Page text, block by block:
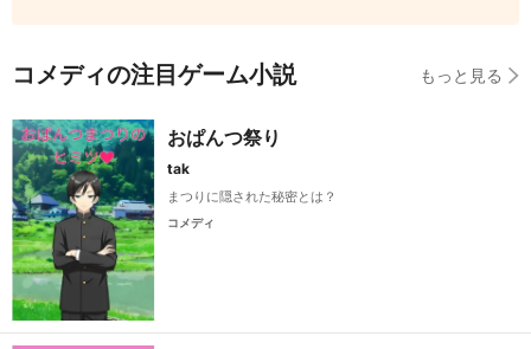
コメディの注目ゲーム小説 もっと見る
おぱんつ祭り
tak
まつりに隠された秘密とは？
コメディ